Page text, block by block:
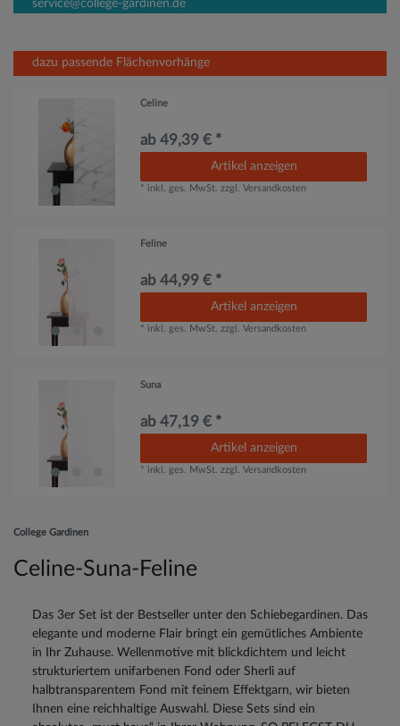
service@college-gardinen.de
dazu passende Flächenvorhänge
Celine
ab 49,39 € *
Artikel anzeigen
* inkl. ges. MwSt. zzgl.Versandkosten
Feline
ab 44,99 € *
Artikel anzeigen
* inkl. ges. MwSt. zzgl.Versandkosten
Suna
ab 47,19 € *
Artikel anzeigen
* inkl. ges. MwSt. zzgl.Versandkosten
College Gardinen
Celine-Suna-Feline
Das 3er Set ist der Bestseller unter den Schiebegardinen. Das
elegante und moderne Flair bringt ein gemütliches Ambiente
in Ihr Zuhause. Wellenmotive mit blickdichtem und leicht
strukturiertem unifarbenen Fond oder Sherli auf
halbtransparentem Fond mit feinem Effektgarn, wir bieten
Ihnen eine reichhaltige Auswahl. Diese Sets sind ein